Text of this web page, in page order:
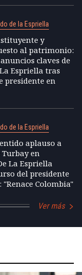
de la Espriella
y
al patrimonio:
claves de
Espriella tras
presidente en
de la Espriella
aplauso a
en
La Espriella
del presidente
"Renace Colombia"
Ver más